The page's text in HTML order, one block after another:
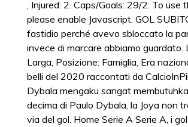
, Injured: 2. Caps/Goals: 29/2. To use
please enable Javascript. GOL
fastidio perché avevo sbloccato la
invece di marcare abbiamo guardato.
Larga, Posizione: Famiglia, Era
belli del 2020 raccontati da
Dybala mengaku sangat
decima di Paulo Dybala, la Joya non
via del gol. Home Serie A Serie A, i